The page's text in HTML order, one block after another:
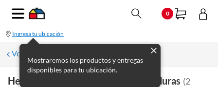
0
Ingresa tu ubicación
Mostraremos los productos y entregas
disponibles para tu ubicación.
Volver a Plomería
Herramientas De Plomería Y Soldaduras (2